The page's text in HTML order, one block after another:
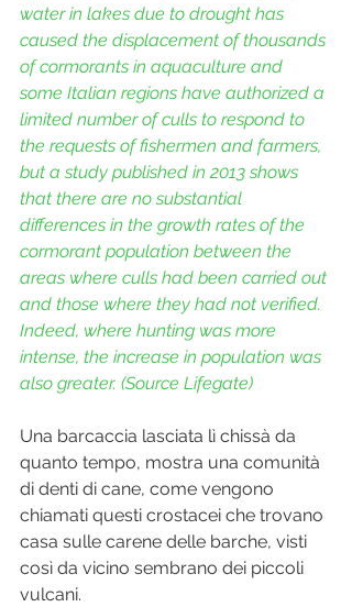
water in lakes due to drought has
caused the displacement of thousands
of cormorants in aquaculture and
some Italian regions have authorized a
limited number of culls to respond to
the requests of fishermen and farmers,
but a study published in 2013 shows
that there are no substantial
differences in the growth rates of the
cormorant population between the
areas where culls had been carried out
and those where they had not verified.
Indeed, where hunting was more
intense, the increase in population was
also greater. (Source Lifegate)
Una barcaccia lasciata lì chissà da
quanto tempo, mostra una comunità
di denti di cane, come vengono
chiamati questi crostacei che trovano
casa sulle carene delle barche, visti
così da vicino sembrano dei piccoli
vulcani.